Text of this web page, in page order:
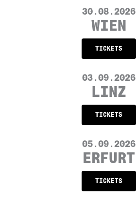
30.08.2026
WIEN
TICKETS
03.09.2026
LINZ
TICKETS
05.09.2026
ERFURT
TICKETS